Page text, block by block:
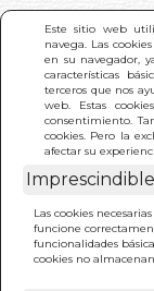
Este sitio web
navega. Las
en su navegador,
características
terceros que nos
web. Estas
consentimiento.
cookies. Pero la
afectar su
Las cookies
funcione
funcionalidades
cookies no
INICIO >
COTIDIANA